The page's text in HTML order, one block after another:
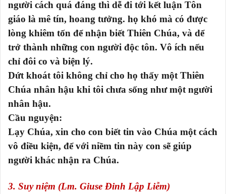
người cách quá đáng thì dễ đi tới kết luận Tôn
giáo là mê tín, hoang tưởng. họ khó mà có được
lòng khiêm tốn để nhận biết Thiên Chúa, và dể
trở thành những con người độc tôn. Vô ích nếu
chỉ đôi co và biện lý.
Dứt khoát tôi không chỉ cho họ thấy một Thiên
Chúa nhân hậu khi tôi chưa sống như một người
nhân hậu.
Cầu nguyện:
Lạy Chúa, xin cho con biết tin vào Chúa một cách
vô điều kiện, để với niềm tin này con sẽ giúp
người khác nhận ra Chúa.
3. Suy niệm (Lm. Giuse Đinh Lập Liễm)